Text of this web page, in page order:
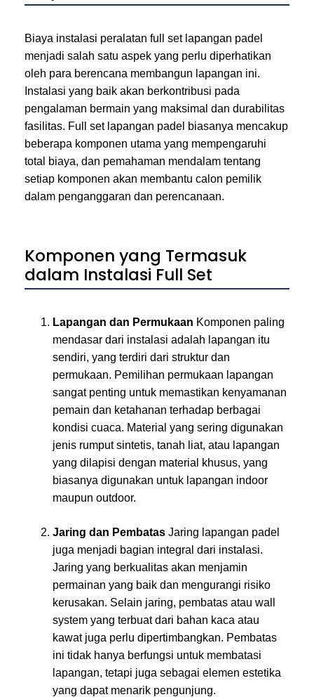
Biaya instalasi peralatan full set lapangan padel
menjadi salah satu aspek yang perlu diperhatikan
oleh para berencana membangun lapangan ini.
Instalasi yang baik akan berkontribusi pada
pengalaman bermain yang maksimal dan durabilitas
fasilitas. Full set lapangan padel biasanya mencakup
beberapa komponen utama yang mempengaruhi
total biaya, dan pemahaman mendalam tentang
setiap komponen akan membantu calon pemilik
dalam penganggaran dan perencanaan.
Komponen yang Termasuk
dalam Instalasi Full Set
Lapangan dan Permukaan Komponen paling
mendasar dari instalasi adalah lapangan itu
sendiri, yang terdiri dari struktur dan
permukaan. Pemilihan permukaan lapangan
sangat penting untuk memastikan kenyamanan
pemain dan ketahanan terhadap berbagai
kondisi cuaca. Material yang sering digunakan
jenis rumput sintetis, tanah liat, atau lapangan
yang dilapisi dengan material khusus, yang
biasanya digunakan untuk lapangan indoor
maupun outdoor.
Jaring dan Pembatas Jaring lapangan padel
juga menjadi bagian integral dari instalasi.
Jaring yang berkualitas akan menjamin
permainan yang baik dan mengurangi risiko
kerusakan. Selain jaring, pembatas atau wall
system yang terbuat dari bahan kaca atau
kawat juga perlu dipertimbangkan. Pembatas
ini tidak hanya berfungsi untuk membatasi
lapangan, tetapi juga sebagai elemen estetika
yang dapat menarik pengunjung.